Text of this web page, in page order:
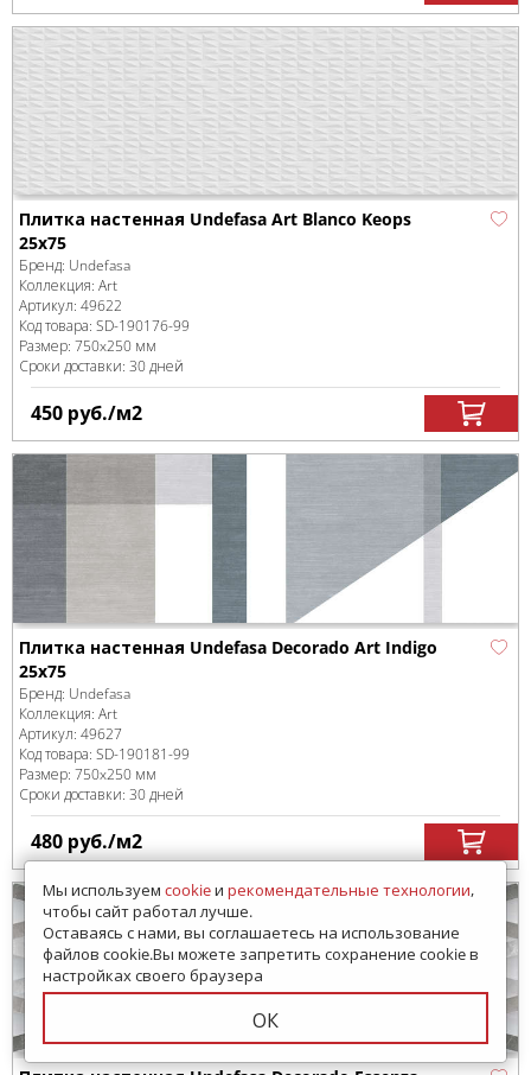
Плитка настенная Undefasa Art Blanco Keops
25x75
Бренд: Undefasa
Коллекция: Art
Артикул: 49622
Код товара: SD-190176-99
Размер: 750x250 мм
Сроки доставки: 30 дней
450 руб./м2
Плитка настенная Undefasa Decorado Art Indigo
25x75
Бренд: Undefasa
Коллекция: Art
Артикул: 49627
Код товара: SD-190181-99
Размер: 750x250 мм
Сроки доставки: 30 дней
480 руб./м2
Мы используем cookieи рекомендательные технологии,
чтобы сайт работал лучше.
Оставаясь с нами, вы соглашаетесь на использование
файлов cookie.Вы можете запретить сохранение cookie в
настройках своего браузера
ОК